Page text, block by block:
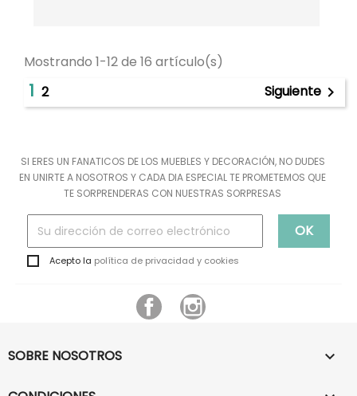
Mostrando 1-12 de 16 artículo(s)
1 2 Siguiente 
SI ERES UN FANATICOS DE LOS MUEBLES Y DECORACIÓN, NO DUDES
EN UNIRTE A NOSOTROS Y CADA DIA ESPECIAL TE PROMETEMOS QUE
TE SORPRENDERAS CON NUESTRAS SORPRESAS
Acepto la política de privacidad y cookies
Facebook
SOBRE NOSOTROS 